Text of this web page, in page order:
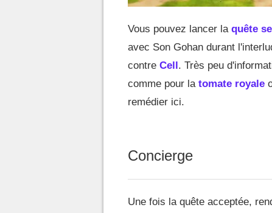
Vous pouvez lancer la quête
avec Son Gohan durant
contre Cell. Très peu
comme pour la tomate royale
remédier ici.
Concierge
Une fois la quête acceptée,